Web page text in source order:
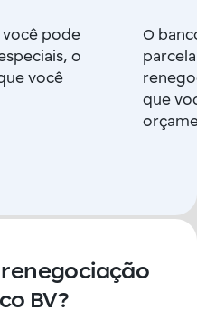
você pode
o
você
O
que
BV?